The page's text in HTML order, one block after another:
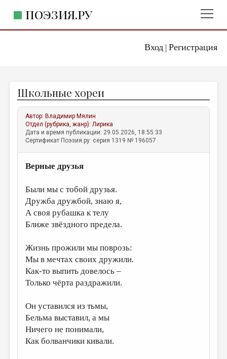
Вход| Регистрация
ПОЭЗИЯ.РУ
ЖАНРЫ
АВТОРЫ
КОММЕНТАРИИ
ЛИТСАЛОН
НОВОСТИ
ПРАВИЛА САЙТА
ОТДЕЛЫ И РУБРИКИ
ИЗБРАННОЕ
ПРОИЗВЕДЕНИЯ
ПЕРЕВОДЫ
ДЕТСКАЯ КОМНАТА
КНИЖНАЯ ПОЛКА
Школьные хореи
Автор: Владимир Мялин
Отдел (рубрика, жанр):Лирика
Дата и время публикации: 29.05.2026, 18:55:33
Сертификат Поэзия.ру: серия 1319 № 196057
Верные друзья
Были мы с тобой друзья.
Дружба дружбой, знаю я,
А своя рубашка к телу
Ближе звёздного предела.
Жизнь прожили мы поврозь:
Мы в мечтах своих дружили.
Как-то выпить довелось –
Только чёрта раздражили.
Он уставился из тьмы,
Бельма выставил, а мы
Ничего не понимали,
Как болванчики кивали.